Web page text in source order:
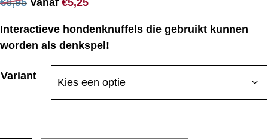
€6,95
was:
€6,95
Vanaf €5,25
is:
€5,25
Interactieve hondenknuffels die gebruikt kunnen
worden als denkspel!
Variant